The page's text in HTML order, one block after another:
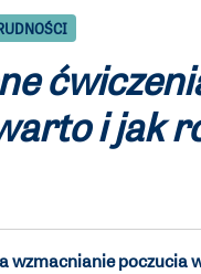
i jak
wzmacnianie poczucia